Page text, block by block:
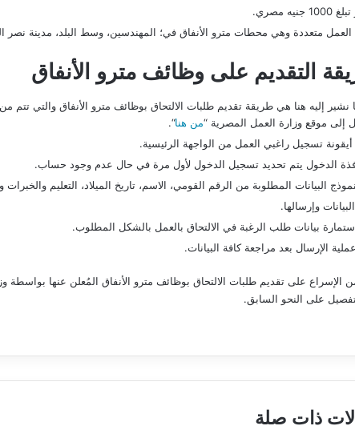
مصري.
العمل متعددة وهي محطات مترو الأنفاق في؛ المهندسين، وسط البلد، مدينة نصر
التقديم على وظائف مترو الأنفاق
نشير إليه هنا هي طريقة تقديم طلبات الالتحاق بوظائف مترو الأنفاق والتي تتم
إلى موقع وزارة العمل المصرية “من هنا“.
أيقونة تسجيل راغبي العمل من الواجهة الرئيسية.
الدخول يتم تحديد تسجيل الدخول لأول مرة في حال عدم وجود حساب.
البيانات المطلوبة من الرقم القومي، الاسم، تاريخ الميلاد، التعليم والخبرات
وإرسالها.
بيانات طلب الرغبة في الالتحاق بالعمل بالشكل المطلوب.
الإرسال بعد مراجعة كافة البيانات.
الإسراع على تقديم طلبات الالتحاق بوظائف مترو الأنفاق المُعلن عنها
على النحو السابق.
ذات صلة